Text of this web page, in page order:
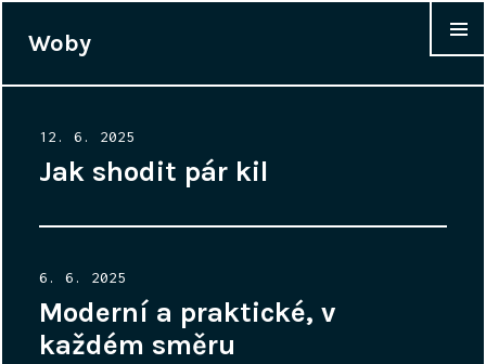
Woby
Posted
on
12. 6. 2025
Jak shodit pár kil
Posted
on
6. 6. 2025
Moderní a praktické, v
každém směru